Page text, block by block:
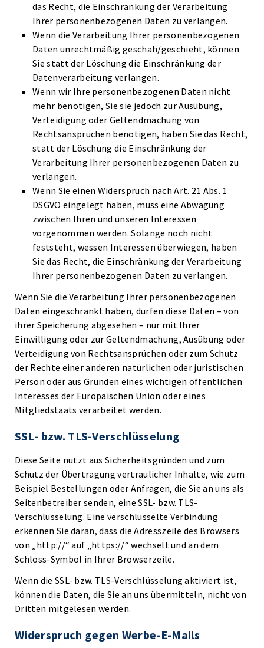
das Recht, die Einschränkung der Verarbeitung
Ihrer personenbezogenen Daten zu verlangen.
Wenn die Verarbeitung Ihrer personenbezogenen
Daten unrechtmäßig geschah/geschieht, können
Sie statt der Löschung die Einschränkung der
Datenverarbeitung verlangen.
Wenn wir Ihre personenbezogenen Daten nicht
mehr benötigen, Sie sie jedoch zur Ausübung,
Verteidigung oder Geltendmachung von
Rechtsansprüchen benötigen, haben Sie das Recht,
statt der Löschung die Einschränkung der
Verarbeitung Ihrer personenbezogenen Daten zu
verlangen.
Wenn Sie einen Widerspruch nach Art. 21 Abs. 1
DSGVO eingelegt haben, muss eine Abwägung
zwischen Ihren und unseren Interessen
vorgenommen werden. Solange noch nicht
feststeht, wessen Interessen überwiegen, haben
Sie das Recht, die Einschränkung der Verarbeitung
Ihrer personenbezogenen Daten zu verlangen.
Wenn Sie die Verarbeitung Ihrer personenbezogenen
Daten eingeschränkt haben, dürfen diese Daten – von
ihrer Speicherung abgesehen – nur mit Ihrer
Einwilligung oder zur Geltendmachung, Ausübung oder
Verteidigung von Rechtsansprüchen oder zum Schutz
der Rechte einer anderen natürlichen oder juristischen
Person oder aus Gründen eines wichtigen öffentlichen
Interesses der Europäischen Union oder eines
Mitgliedstaats verarbeitet werden.
SSL- bzw. TLS-Verschlüsselung
Diese Seite nutzt aus Sicherheitsgründen und zum
Schutz der Übertragung vertraulicher Inhalte, wie zum
Beispiel Bestellungen oder Anfragen, die Sie an uns als
Seitenbetreiber senden, eine SSL- bzw. TLS-
Verschlüsselung. Eine verschlüsselte Verbindung
erkennen Sie daran, dass die Adresszeile des Browsers
von „http://“ auf „https://“ wechselt und an dem
Schloss-Symbol in Ihrer Browserzeile.
Wenn die SSL- bzw. TLS-Verschlüsselung aktiviert ist,
können die Daten, die Sie an uns übermitteln, nicht von
Dritten mitgelesen werden.
Widerspruch gegen Werbe-E-Mails